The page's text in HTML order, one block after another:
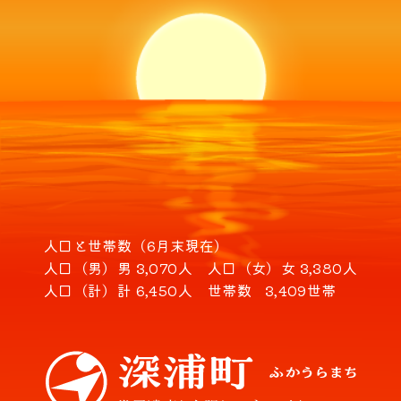
人口と世帯数（6月末現在）
人口（男） 男 3,070人 人口（女） 女 3,380人
人口（計） 計 6,450人 世帯数 3,409世帯